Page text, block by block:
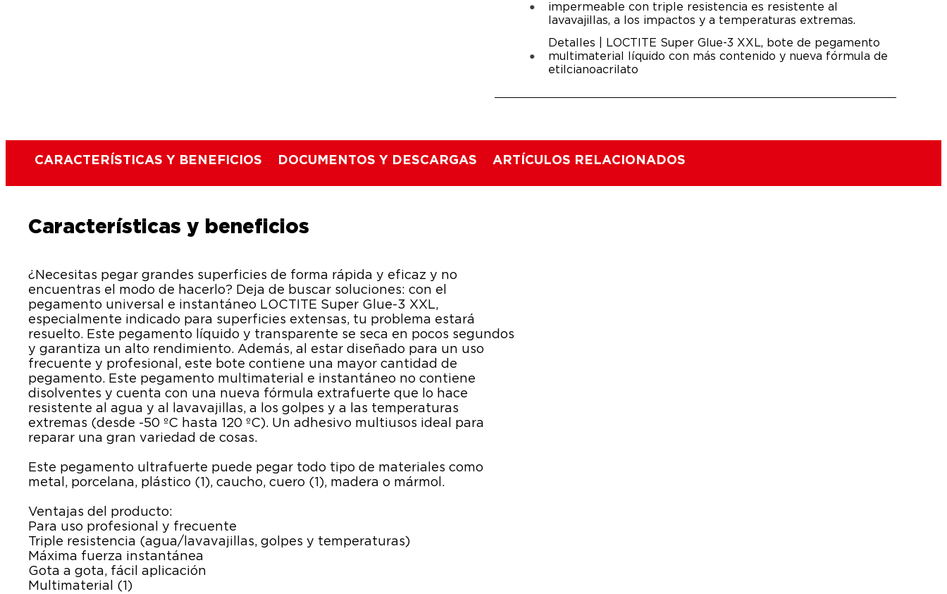
impermeable con triple resistencia es resistente al
lavavajillas, a los impactos y a temperaturas extremas.
Detalles | LOCTITE Super Glue-3 XXL, bote de pegamento
multimaterial líquido con más contenido y nueva fórmula de
etilcianoacrilato
CARACTERÍSTICAS Y BENEFICIOS DOCUMENTOS Y DESCARGAS ARTÍCULOS RELACIONADOS
Características y beneficios
¿Necesitas pegar grandes superficies de forma rápida y eficaz y no
encuentras el modo de hacerlo? Deja de buscar soluciones: con el
pegamento universal e instantáneo LOCTITE Super Glue-3 XXL,
especialmente indicado para superficies extensas, tu problema estará
resuelto. Este pegamento líquido y transparente se seca en pocos segundos
y garantiza un alto rendimiento. Además, al estar diseñado para un uso
frecuente y profesional, este bote contiene una mayor cantidad de
pegamento. Este pegamento multimaterial e instantáneo no contiene
disolventes y cuenta con una nueva fórmula extrafuerte que lo hace
resistente al agua y al lavavajillas, a los golpes y a las temperaturas
extremas (desde -50 ºC hasta 120 ºC). Un adhesivo multiusos ideal para
reparar una gran variedad de cosas.
Este pegamento ultrafuerte puede pegar todo tipo de materiales como
metal, porcelana, plástico (1), caucho, cuero (1), madera o mármol.
Ventajas del producto:
Para uso profesional y frecuente
Triple resistencia (agua/lavavajillas, golpes y temperaturas)
Máxima fuerza instantánea
Gota a gota, fácil aplicación
Multimaterial (1)